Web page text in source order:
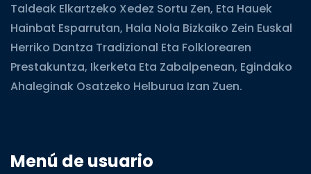
Taldeak Elkartzeko Xedez Sortu Zen, Eta Hauek
Hainbat Esparrutan, Hala Nola Bizkaiko Zein Euskal
Herriko Dantza Tradizional Eta Folklorearen
Prestakuntza, Ikerketa Eta Zabalpenean, Egindako
Ahaleginak Osatzeko Helburua Izan Zuen.
Menú de usuario